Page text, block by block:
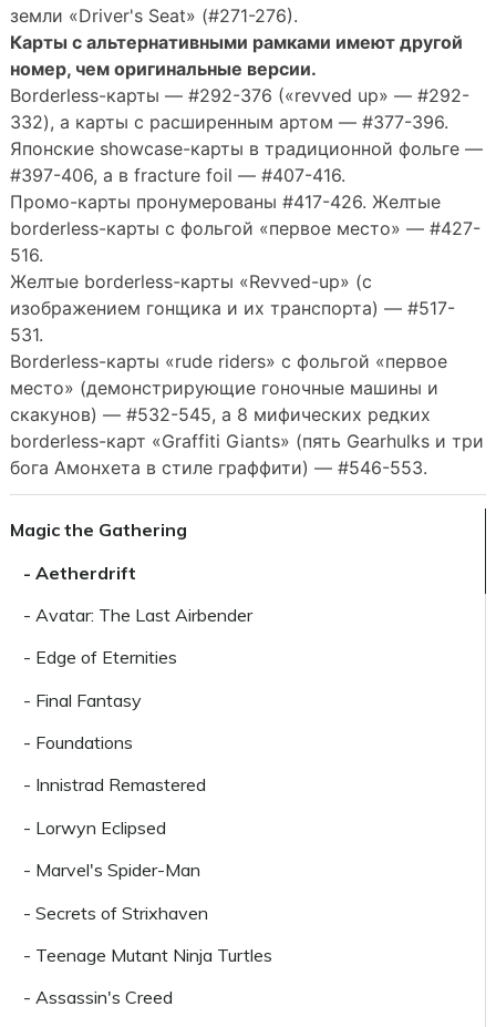
Magic the Gathering
- Aetherdrift
- Avatar: The Last Airbender
- Edge of Eternities
- Final Fantasy
- Foundations
- Innistrad Remastered
- Lorwyn Eclipsed
- Marvel's Spider-Man
- Secrets of Strixhaven
- Teenage Mutant Ninja Turtles
- Assassin's Creed
земли «Driver's Seat» (#271-276).
Карты с альтернативными рамками имеют другой
номер, чем оригинальные версии.
Borderless-карты — #292-376 («revved up» — #292-
332), а карты с расширенным артом — #377-396.
Японские showcase-карты в традиционной фольге —
#397-406, а в fracture foil — #407-416.
Промо-карты пронумерованы #417-426. Желтые
borderless-карты с фольгой «первое место» — #427-
516.
Желтые borderless-карты «Revved-up» (с
изображением гонщика и их транспорта) — #517-
531.
Borderless-карты «rude riders» с фольгой «первое
место» (демонстрирующие гоночные машины и
скакунов) — #532-545, а 8 мифических редких
borderless-карт «Graffiti Giants» (пять Gearhulks и три
бога Амонхета в стиле граффити) — #546-553.